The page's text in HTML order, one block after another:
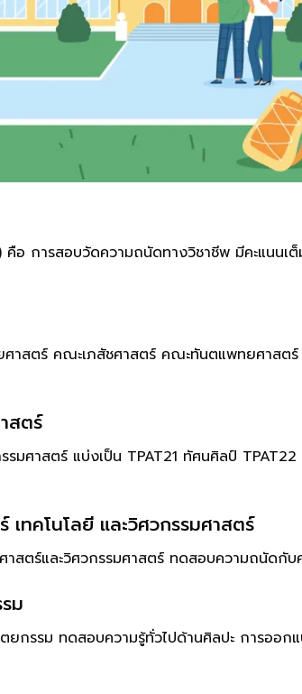
การสอบวัดความถนัดทางวิชาชีพ มีคะแนน
ศาสตร์ คณะเภสัชศาสตร์ คณะทันตแพทยศาส
สตร์
รมศาสตร์ แบ่งเป็น TPAT21 ทัศนศิลป์
ทคโนโลยี และวิศวกรรมศาสตร์
าสตร์และวิศวกรรมศาสตร์ ทดสอบความถนัดกับ
ม
ตยกรรม ทดสอบความรู้ทั่วไปด้านศิลปะ การอ